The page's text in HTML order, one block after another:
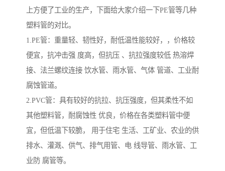
上方便了工业的生产，下面给大家介绍一下PE管等几种
塑料管的对比。
1.PE管：重量轻、韧性好，耐低温性能较好，，价格较
便宜，抗冲击强 度高，但抗压 、抗拉强度较低 热溶焊
接、法兰螺纹连接 饮水管、雨水管、气体 管道、工业耐
腐蚀管道。
2.PVC管：具有较好的抗拉、抗压强度，但其柔性不如
其他塑料管，耐腐蚀性 优良，价格在各类塑料管中便
宜，但低温下较脆， 用于住宅 生活、工矿业、农业的供
排水、灌溉、供气、排气用管、电 线导管、雨水管、工
业防 腐管等。